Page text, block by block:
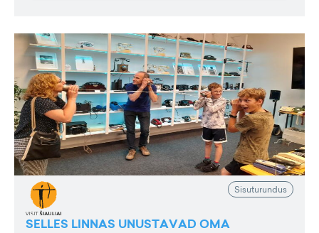
Sisuturundus
SELLES LINNAS UNUSTAVAD OMA